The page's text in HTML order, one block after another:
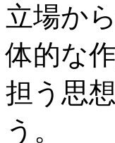
立場か
体的な
担う思
う。